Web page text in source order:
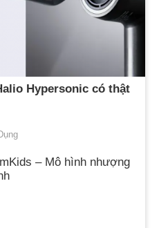
Hypersonic có thật
– Mô hình nhượng